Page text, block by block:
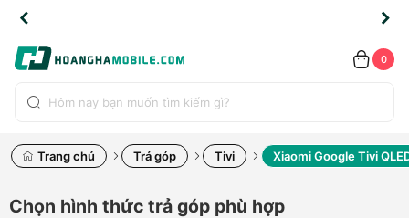
0
Trang chủ Trả góp Tivi Xiaomi Google Tivi
Chọn hình thức trả góp phù hợp